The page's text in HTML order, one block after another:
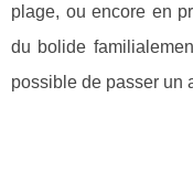
plage, ou encore en
du bolide
possible de passer un